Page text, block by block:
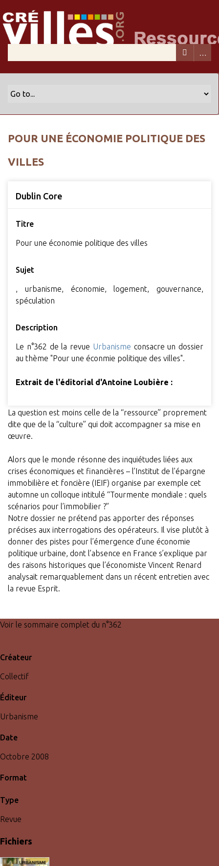
POUR UNE ÉCONOMIE POLITIQUE DES
VILLES
Dublin Core
Titre
Pour une économie politique des villes
Sujet
, urbanisme, économie, logement, gouvernance,
spéculation
Description
Le n°362 de la revue Urbanisme consacre un dossier
au thème "Pour une éconmie politique des villes".
Extrait de l'éditorial d'Antoine Loubière :
La question est moins celle de la “ressource” proprement
dite que de la “culture” qui doit accompagner sa mise en
œuvre.
Alors que le monde résonne des inquiétudes liées aux
crises économiques et financières – l’Institut de l’épargne
immobilière et foncière (IEIF) organise par exemple cet
automne un colloque intitulé “Tourmente mondiale : quels
scénarios pour l’immobilier ?”
Notre dossier ne prétend pas apporter des réponses
précises aux interrogations des opérateurs. Il vise plutôt à
donner des pistes pour l’émergence d’une économie
politique urbaine, dont l’absence en France s’explique par
des raisons historiques que l’économiste Vincent Renard
analysait remarquablement dans un récent entretien avec
la revue Esprit.
Voir le sommaire complet du n°362
Créateur
Collectif
Éditeur
Urbanisme
Date
Octobre 2008
Format
Type
Revue
Fichiers